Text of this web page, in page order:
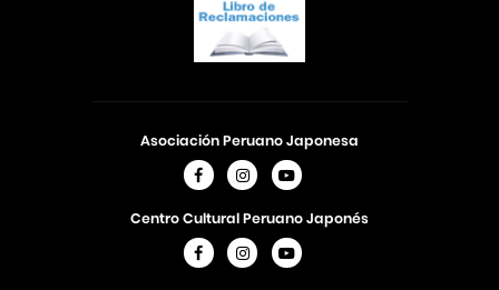
Asociación Peruano Japonesa
Centro Cultural Peruano Japonés